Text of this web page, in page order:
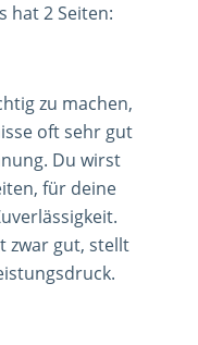
hat 2 Seiten:
zu machen,
oft sehr gut
Du wirst
für deine
zwar gut, stellt